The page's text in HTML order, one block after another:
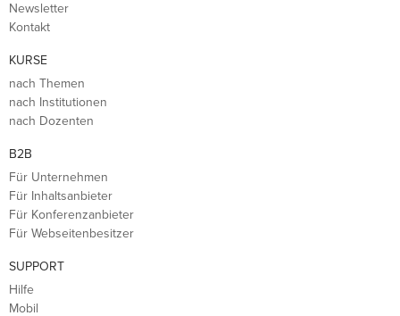
Newsletter
Kontakt
KURSE
nach Themen
nach Institutionen
nach Dozenten
B2B
Für Unternehmen
Für Inhaltsanbieter
Für Konferenzanbieter
Für Webseitenbesitzer
SUPPORT
Hilfe
Mobil